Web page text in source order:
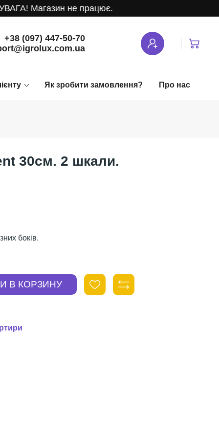
Магазин не працює.
+38 (097) 447-50-70
Як зробити замовлення? Про нас
30см. 2 шкали.
боків.